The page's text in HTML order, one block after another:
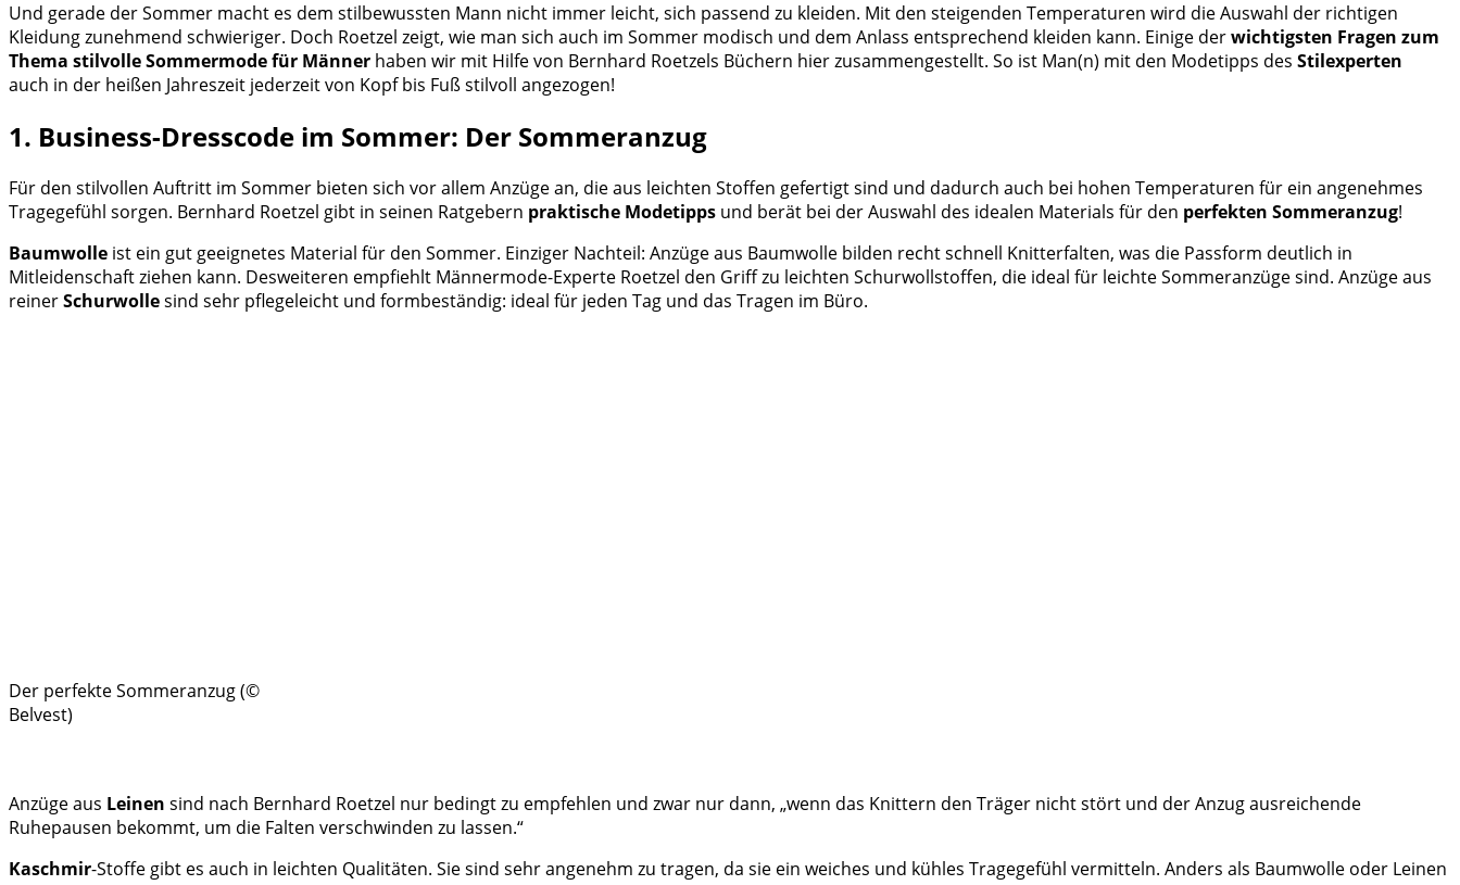
Und gerade der Sommer macht es dem stilbewussten Mann nicht immer leicht, sich passend zu kleiden. Mit den steigenden Temperaturen wird die Auswahl der richtigen
Kleidung zunehmend schwieriger. Doch Roetzel zeigt, wie man sich auch im Sommer modisch und dem Anlass entsprechend kleiden kann. Einige derwichtigsten Fragen zum
Thema stilvolle Sommermode für Männer haben wir mit Hilfe von Bernhard Roetzels Büchern hier zusammengestellt. So ist Man(n) mit den Modetipps des Stilexperten
auch in der heißen Jahreszeit jederzeit von Kopf bis Fuß stilvoll angezogen!
1. Business-Dresscode im Sommer: Der Sommeranzug
Für den stilvollen Auftritt im Sommer bieten sich vor allem Anzüge an, die aus leichten Stoffen gefertigt sind und dadurch auch bei hohen Temperaturen für ein angenehmes
Tragegefühl sorgen. Bernhard Roetzel gibt in seinen Ratgebern praktische Modetipps und berät bei der Auswahl des idealen Materials für den perfekten Sommeranzug!
Baumwolle ist ein gut geeignetes Material für den Sommer. Einziger Nachteil: Anzüge aus Baumwolle bilden recht schnell Knitterfalten, was die Passform deutlich in
Mitleidenschaft ziehen kann. Desweiteren empfiehlt Männermode-Experte Roetzel den Griff zu leichten Schurwollstoffen, die ideal für leichte Sommeranzüge sind. Anzüge aus
reinerSchurwollesind sehr pflegeleicht und formbeständig: ideal für jeden Tag und das Tragen im Büro.
Der perfekte Sommeranzug (©
Belvest)
Anzüge aus Leinen sind nach Bernhard Roetzel nur bedingt zu empfehlen und zwar nur dann, „wenn das Knittern den Träger nicht stört und der Anzug ausreichende
Ruhepausen bekommt, um die Falten verschwinden zu lassen.“
Kaschmir-Stoffe gibt es auch in leichten Qualitäten. Sie sind sehr angenehm zu tragen, da sie ein weiches und kühles Tragegefühl vermitteln. Anders als Baumwolle oder Leinen